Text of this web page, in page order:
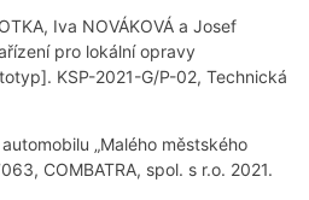
Iva NOVÁKOVÁ a Josef
pro lokální opravy
KSP-2021-G/P-02, Technická
„Malého městského
COMBATRA, spol. s r.o. 2021.